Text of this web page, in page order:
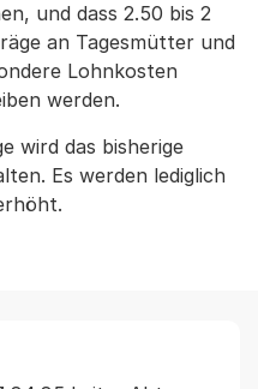
und dass 2.50 bis 2
an Tagesmütter und
Lohnkosten
werden.
wird das bisherige
Es werden lediglich